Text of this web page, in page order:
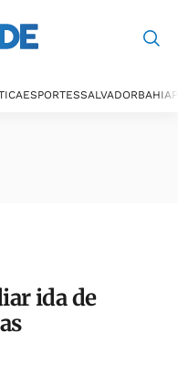
ESPORTESSALVADORBAHIA
ida de